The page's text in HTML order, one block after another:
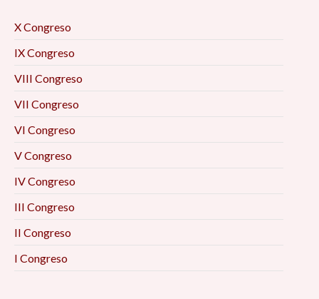
X Congreso
IX Congreso
VIII Congreso
VII Congreso
VI Congreso
V Congreso
IV Congreso
III Congreso
II Congreso
I Congreso